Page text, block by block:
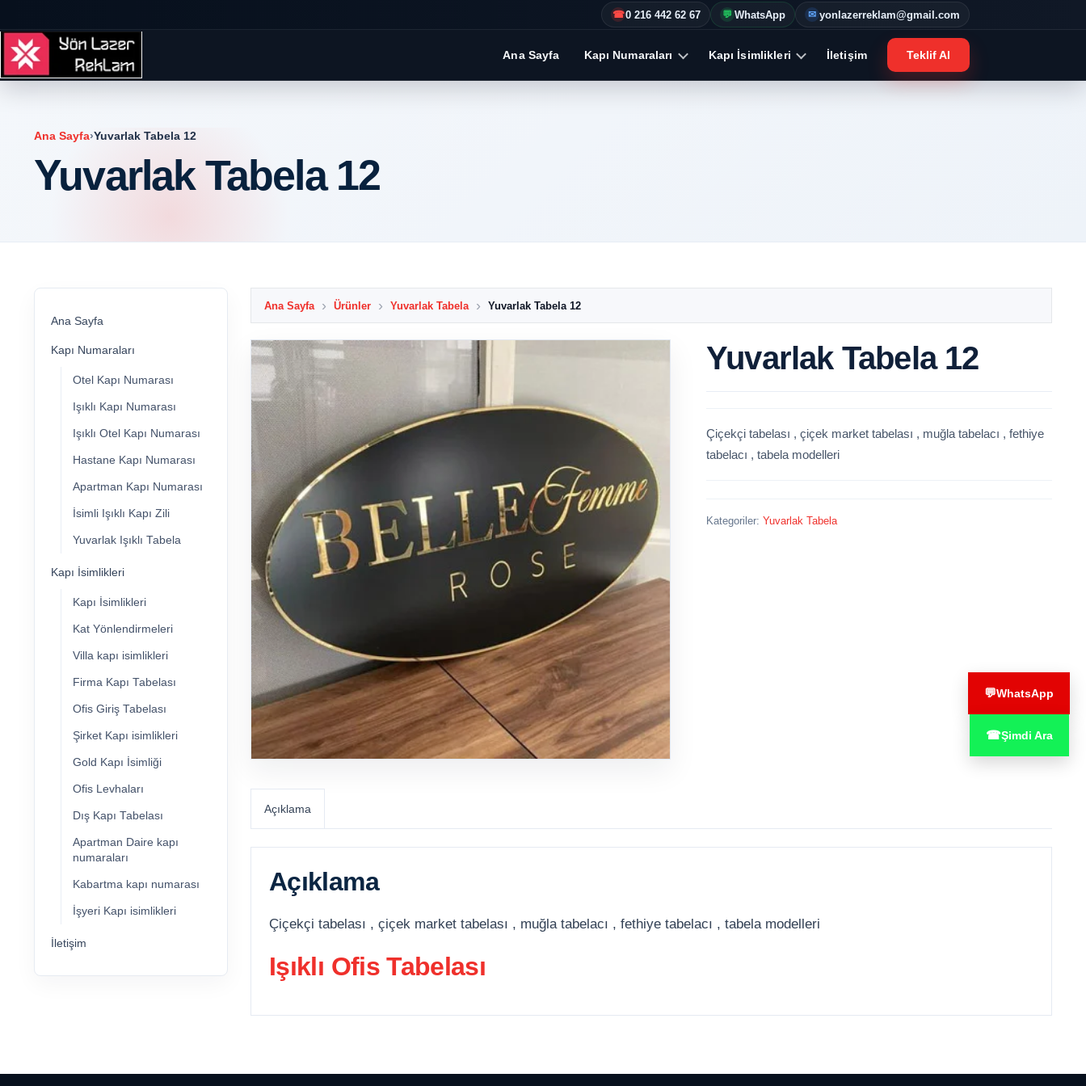
☎0 216 442 62 67 💬 WhatsApp ✉ yonlazerreklam@gmail.com
Ana Sayfa Kapı Numaraları Kapı İsimlikleri İletişim Teklif Al
Ana Sayfa›Yuvarlak Tabela 12
Yuvarlak Tabela 12
Ana Sayfa
Kapı Numaraları
Otel Kapı Numarası
Işıklı Kapı Numarası
Işıklı Otel Kapı Numarası
Hastane Kapı Numarası
Apartman Kapı Numarası
İsimli Işıklı Kapı Zili
Yuvarlak Işıklı Tabela
Kapı İsimlikleri
Kapı İsimlikleri
Kat Yönlendirmeleri
Villa kapı isimlikleri
Firma Kapı Tabelası
Ofis Giriş Tabelası
Şirket Kapı isimlikleri
Gold Kapı İsimliği
Ofis Levhaları
Dış Kapı Tabelası
Apartman Daire kapı
numaraları
Kabartma kapı numarası
İşyeri Kapı isimlikleri
İletişim
Ana Sayfa Ürünler Yuvarlak Tabela Yuvarlak Tabela 12
Yuvarlak Tabela 12
Çiçekçi tabelası , çiçek market tabelası , muğla tabelacı , fethiye
tabelacı , tabela modelleri
Kategoriler: Yuvarlak Tabela
Açıklama
Açıklama
Çiçekçi tabelası , çiçek market tabelası , muğla tabelacı , fethiye tabelacı , tabela modelleri
Işıklı Ofis Tabelası
💬WhatsApp
☎Şimdi Ara